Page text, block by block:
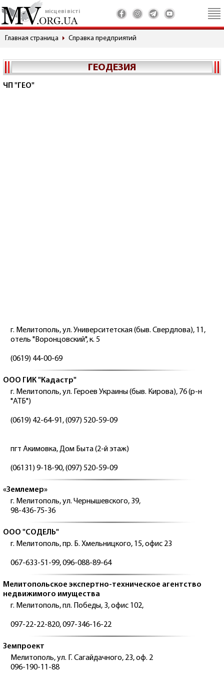
місцеві вісті
Главная страница Справка предприятий
ГЕОДЕЗИЯ
ЧП "ГЕО"
г. Мелитополь, ул. Университетская (быв. Свердлова), 11,
отель "Воронцовский", к. 5
(0619) 44-00-69
ООО ГИК "Кадастр"
г. Мелитополь, ул. Героев Украины (быв. Кирова), 76 (р-н
"АТБ")
(0619) 42-64-91, (097) 520-59-09
пгт Акимовка, Дом Быта (2-й этаж)
(06131) 9-18-90, (097) 520-59-09
«Землемер»
г. Мелитополь, ул. Чернышевского, 39,
98-436-75-36
ООО "СОДЕЛЬ"
г. Мелитополь, пр. Б. Хмельницкого, 15, офис 23
067-633-51-99, 096-088-89-64
Мелитопольское экспертно-техническое агентство
недвижимого имущества
г. Мелитополь, пл. Победы, 3, офис 102,
097-22-22-820, 097-346-16-22
Земпроект
Мелитополь, ул. Г. Сагайдачного, 23, оф. 2
096-190-11-88